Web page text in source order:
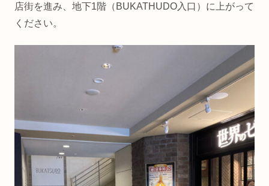
店街を進み、地下1階（BUKATHUDO入口）に上がって
ください。